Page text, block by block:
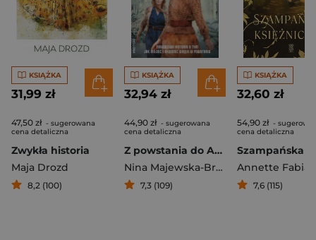
KSIĄŻKA
31,99 zł
47,50 zł - sugerowana
cena detaliczna
Zwykła historia
Maja Drozd
8,2 (100)
KSIĄŻKA
32,94 zł
44,90 zł - sugerowana
cena detaliczna
Z powstania do Auschwitz
Nina Majewska-Brown
7,3 (109)
KSIĄŻKA
32,60 zł
54,90 zł -
cena detaliczna
Annette
7,6 (115)